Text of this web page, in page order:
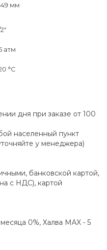
мм
атм
°C
дня при заказе от 100
населенный пункт
у менеджера)
банковской картой,
с НДС), картой
0%, Халва MAX - 5